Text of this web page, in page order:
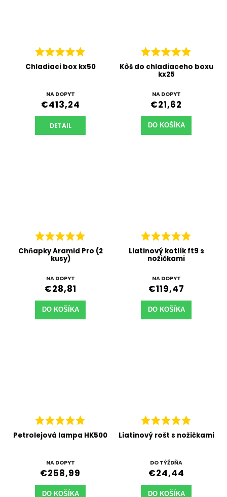
Chladiaci box kx50
NA DOPYT
€413,24
DETAIL
Kôš do chladiaceho boxu
kx25
NA DOPYT
€21,62
DO KOŠÍKA
Chňapky Aramid Pro (2
kusy)
NA DOPYT
€28,81
DO KOŠÍKA
Liatinový kotlík ft9 s
nožičkami
NA DOPYT
€119,47
DO KOŠÍKA
Petrolejová lampa HK500
NA DOPYT
€258,99
DO KOŠÍKA
Liatinový rošt s nožičkami
DO TÝŽDŇA
€24,44
DO KOŠÍKA